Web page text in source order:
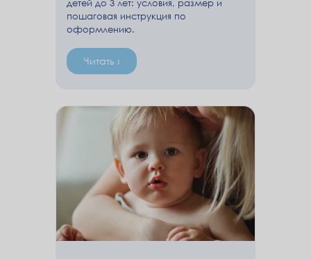
детей до 3 лет: условия, размер и
пошаговая инструкция по
оформлению.
Читать ›